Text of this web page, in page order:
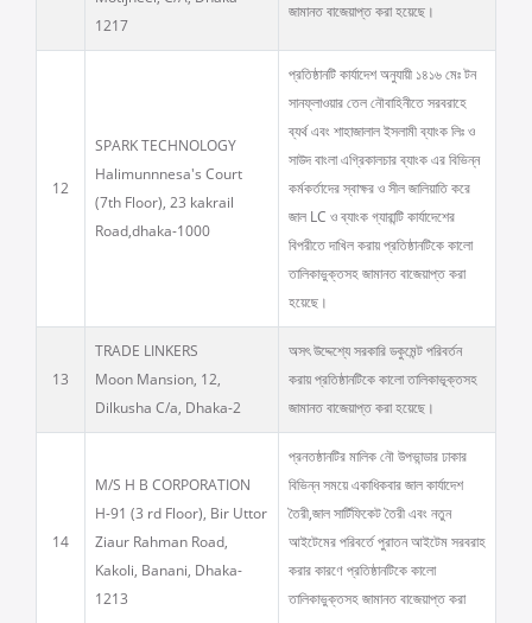
1217
জামানত বাজেয়াপ্ত করা হয়েছে।
12
SPARK TECHNOLOGY
Halimunnnesa's Court
(7th Floor), 23 kakrail
Road,dhaka-1000
প্রতিষ্ঠানটি কার্যাদেশ অনুযায়ী ১৪১৬ মেঃ টন
সানফ্লাওয়ার তেল নৌবাহিনীতে সরবরাহে
ব্যর্থ এবং শাহাজালাল ইসলামী ব্যাংক লিঃ ও
সাউদ বাংলা এগ্রিকালচার ব্যাংক এর বিভিন্ন
কর্মকর্তাদের স্বাক্ষর ও সীল জালিয়াতি করে
জাল LC ও ব্যাংক গ্যারান্টি কার্যাদেশের
বিপরীতে দাখিল করায় প্রতিষ্ঠানটিকে কালো
তালিকাভুক্তসহ জামানত বাজেয়াপ্ত করা
হয়েছে।
13
TRADE LINKERS
Moon Mansion, 12,
Dilkusha C/a, Dhaka-2
অসৎ উদ্দেশ্যে সরকারি ডকুমেন্ট পরিবর্তন
করায় প্রতিষ্ঠানটিকে কালো তালিকাভূক্তসহ
জামানত বাজেয়াপ্ত করা হয়েছে।
14
M/S H B CORPORATION
H-91 (3 rd Floor), Bir Uttor
Ziaur Rahman Road,
Kakoli, Banani, Dhaka-
1213
প্রনতষ্ঠানটির মালিক নৌ উপভান্ডার ঢাকার
বিভিন্ন সময়ে একাধিকবার জাল কার্যাদেশ
তৈরী,জাল সার্টিফিকেট তৈরী এবং নতুন
আইটেমের পরিবর্তে পুরাতন আইটেম সরবরাহ
করার কারণে প্রতিষ্ঠানটিকে কালো
তালিকাভুক্তসহ জামানত বাজেয়াপ্ত করা